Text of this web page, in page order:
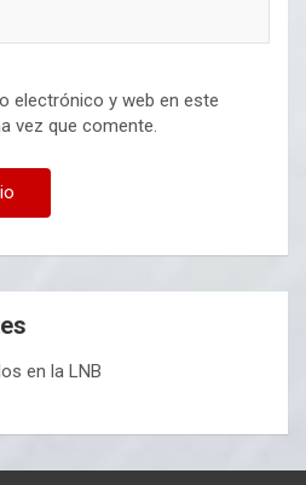
electrónico y web en este
vez que comente.
en la LNB